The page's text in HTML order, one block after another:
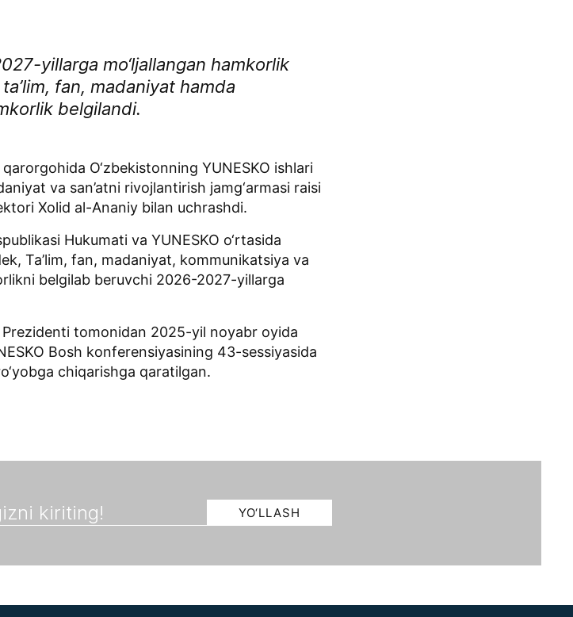
yillarga mo‘ljallangan hamkorlik
fan, madaniyat hamda
belgilandi.
O‘zbekistonning YUNESKO ishlari
va san’atni rivojlantirish jamg‘armasi raisi
Xolid al-Ananiy bilan uchrashdi.
Hukumati va YUNESKO o‘rtasida
Ta’lim, fan, madaniyat, kommunikatsiya va
belgilab beruvchi 2026-2027-yillarga
Prezidenti tomonidan 2025-yil noyabr oyida
Bosh konferensiyasining 43-sessiyasida
chiqarishga qaratilgan.